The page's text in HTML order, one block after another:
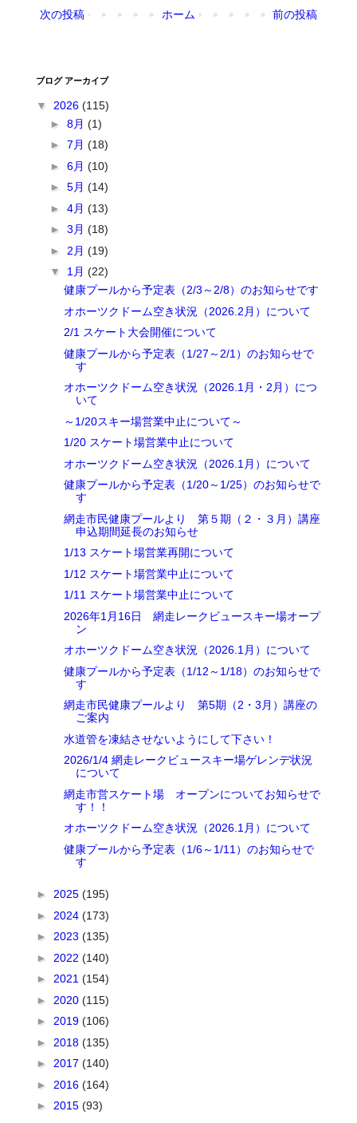
次の投稿 前の投稿
ホーム
ブログ アーカイブ
▼ 2026(115)
►8月(1)
►7月(18)
►6月(10)
►5月(14)
►4月(13)
►3月(18)
► 2月(19)
▼ 1月(22)
健康プールから予定表（2/3～2/8）のお知らせです
オホーツクドーム空き状況（2026.2月）について
2/1 スケート大会開催について
健康プールから予定表（1/27～2/1）のお知らせで
す
オホーツクドーム空き状況（2026.1月・2月）につ
いて
～1/20スキー場営業中止について～
1/20 スケート場営業中止について
オホーツクドーム空き状況（2026.1月）について
健康プールから予定表（1/20～1/25）のお知らせで
す
網走市民健康プールより 第５期（２・３月）講座
申込期間延長のお知らせ
1/13 スケート場営業再開について
1/12 スケート場営業中止について
1/11 スケート場営業中止について
2026年1月16日 網走レークビュースキー場オープ
ン
オホーツクドーム空き状況（2026.1月）について
健康プールから予定表（1/12～1/18）のお知らせで
す
網走市民健康プールより 第5期（2・3月）講座の
ご案内
水道管を凍結させないようにして下さい！
2026/1/4 網走レークビュースキー場ゲレンデ状況
について
網走市営スケート場 オープンについてお知らせで
す！！
オホーツクドーム空き状況（2026.1月）について
健康プールから予定表（1/6～1/11）のお知らせで
す
► 2025(195)
► 2024(173)
► 2023(135)
► 2022(140)
► 2021(154)
► 2020(115)
► 2019(106)
► 2018(135)
► 2017(140)
► 2016(164)
► 2015(93)